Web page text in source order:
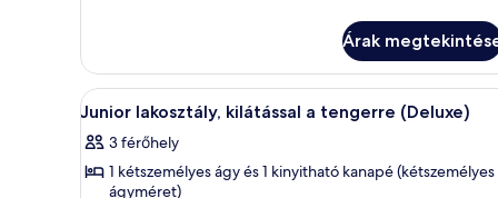
ággyal,
kilátással
a
kertre
kilátással
kertre
részletei
Árak
A
következő
szoba
összes
Egy modern szállodaszoba,
8
Junior lakosztály, kilátással a tengerre (Deluxe)
3 férőhely
1 kétszemélyes ágy és 1 kinyitható kanapé (kétszemélyes
ágyméret)